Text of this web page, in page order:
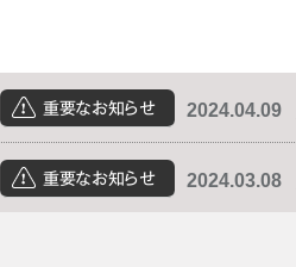
重要なお知らせ 2024.04.09
重要なお知らせ 2024.03.08